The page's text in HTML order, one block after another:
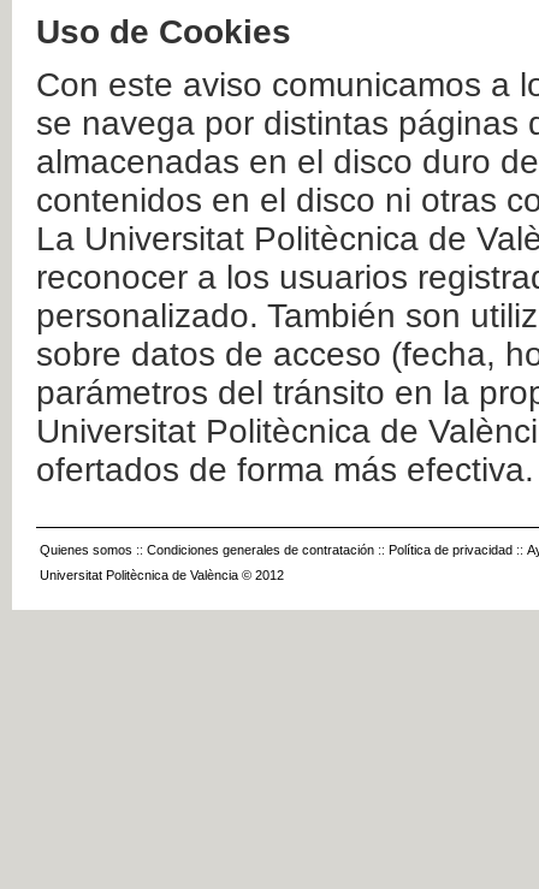
Uso de Cookies
Con este aviso comunicamos a
se navega por distintas páginas
almacenadas en el disco duro
contenidos en el disco ni otras
La Universitat Politècnica de
reconocer a los usuarios
personalizado. También son
sobre datos de acceso (fecha,
parámetros del tránsito en la
Universitat Politècnica de
ofertados de forma más efectiva.
Quienes somos :: Condiciones generales de contratación :: Política de privacidad ::
Universitat Politècnica de València © 2012